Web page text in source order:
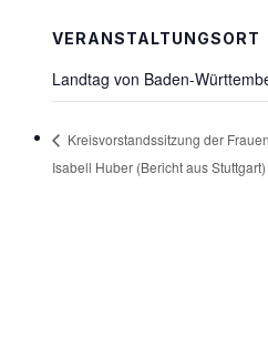
VERANSTALTUNGSORT
Landtag von Baden-
Kreisvorstandssitzung der
Isabell Huber (Bericht aus Stuttgart)